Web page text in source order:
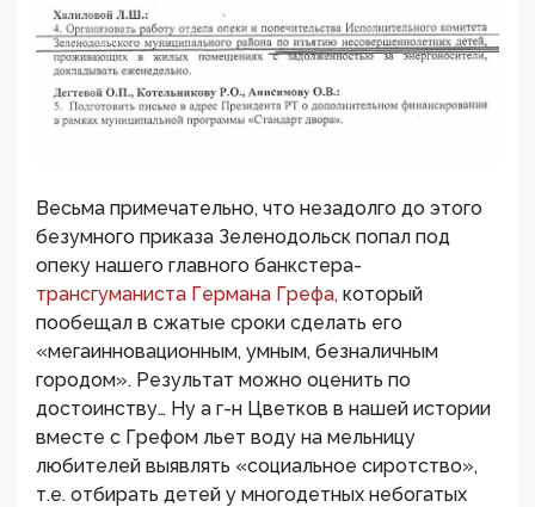
Весьма примечательно, что незадолго до этого
безумного приказа Зеленодольск попал под
опеку нашего главного банкстера-
трансгуманиста Германа Грефа, который
пообещал в сжатые сроки сделать его
«мегаинновационным, умным, безналичным
городом». Результат можно оценить по
достоинству… Ну а г-н Цветков в нашей истории
вместе с Грефом льет воду на мельницу
любителей выявлять «социальное сиротство»,
т.е. отбирать детей у многодетных небогатых